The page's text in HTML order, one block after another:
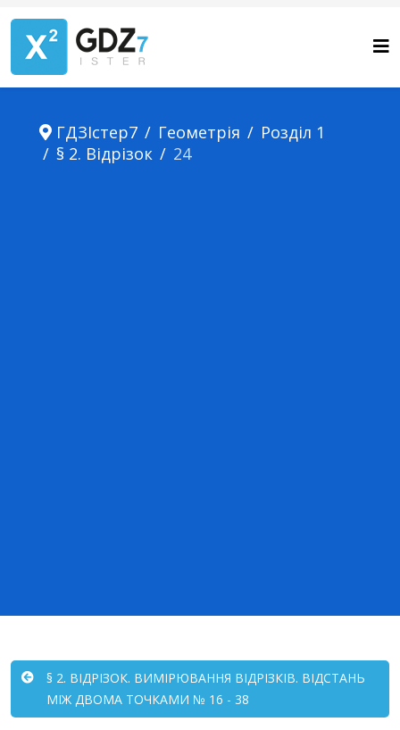
ГДЗІстер7 Геометрія
Розділ 1
§ 2. Відрізок
24
§ 2. ВІДРІЗОК. ВИМІРЮВАННЯ ВІДРІЗКІВ. ВІДСТАНЬ
МІЖ ДВОМА ТОЧКАМИ № 16 - 38